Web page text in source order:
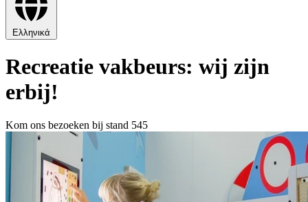
Ελληνικά
Recreatie vakbeurs: wij zijn
erbij!
Kom ons bezoeken bij stand 545